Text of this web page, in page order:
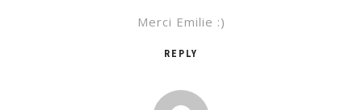
REPLY
Merci Emilie :)